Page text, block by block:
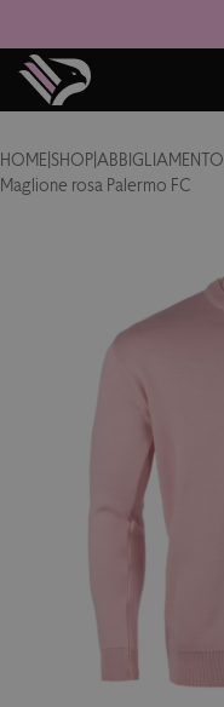
HOME SHOPABBIGLIAMENTO
Maglione rosa Palermo FC